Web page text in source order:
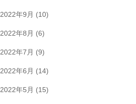
2022年9月 (10)
2022年8月 (6)
2022年7月 (9)
2022年6月 (14)
2022年5月 (15)